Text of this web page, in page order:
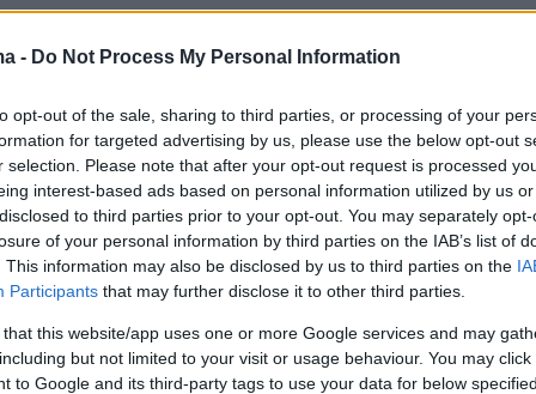
- Do Not Process My Personal Information
opt-out of the sale, sharing to third parties, or processing of your
for targeted advertising by us, please use the below opt-out
selection. Please note that after your opt-out request is processed
interest-based ads based on personal information utilized by us
to third parties prior to your opt-out. You may separately
of your personal information by third parties on the IAB’s list of
This information may also be disclosed by us to third parties on the
Participants that may further disclose it to other third parties.
that this website/app uses one or more Google services and may
but not limited to your visit or usage behaviour. You may
to Google and its third-party tags to use your data for below
«Τον τελευταίο καιρό πριν το διαζύγιο,
εγώ ήμουν το ταμείο της οικογένειας, εγώ τα
Ο πατέρας μου βρήκε έναν έξυπνο τρόπο
γράμματος μου άνοιξε τα μάτια να δω
είχαν τα πράγματα».
πως το τέλος του γάμου της δεν την
πώς βλέπει τους άντρες, ούτε την έκανε